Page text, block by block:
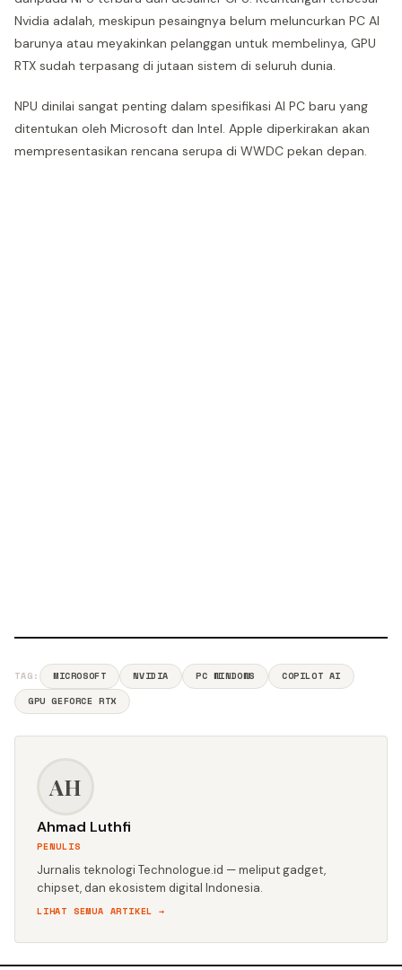
Nvidia adalah, meskipun pesaingnya belum meluncurkan PC AI
barunya atau meyakinkan pelanggan untuk membelinya, GPU
RTX sudah terpasang di jutaan sistem di seluruh dunia.
NPU dinilai sangat penting dalam spesifikasi AI PC baru yang
ditentukan oleh Microsoft dan Intel. Apple diperkirakan akan
mempresentasikan rencana serupa di WWDC pekan depan.
TAG: MICROSOFT NVIDIA PC WINDOWS
COPILOT AI
GPU GEFORCE RTX
AH
Ahmad Luthfi
PENULIS
Jurnalis teknologi Technologue.id — meliput gadget,
chipset, dan ekosistem digital Indonesia.
LIHAT SEMUA ARTIKEL →